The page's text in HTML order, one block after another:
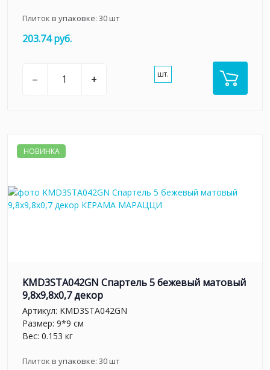
Плиток в упаковке: 30шт
203.74 руб.
– + шт.
НОВИНКА
KMD3STA042GN Спартель 5 бежевый матовый
9,8x9,8x0,7 декор
Артикул: KMD3STA042GN
Размер: 9*9 см
Вес: 0.153 кг
Плиток в упаковке: 30шт